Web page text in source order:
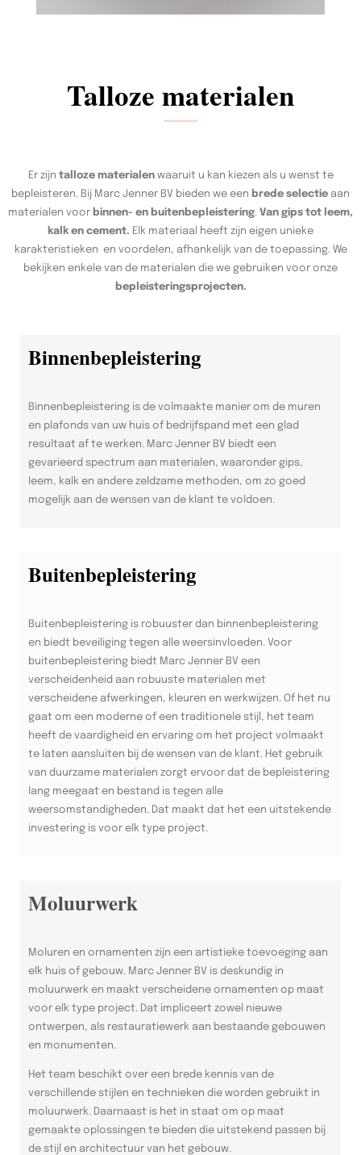
Talloze materialen
Er zijn talloze materialenwaaruit u kan kiezen als u wenst te
bepleisteren. Bij Marc Jenner BV bieden we een brede selectie aan
materialen voor binnen- en buitenbepleistering. Van gips tot leem,
kalk en cement. Elk materiaal heeft zijn eigen unieke
karakteristieken en voordelen, afhankelijk van de toepassing. We
bekijken enkele van de materialen die we gebruiken voor onze
bepleisteringsprojecten.
Binnenbepleistering
Binnenbepleistering is de volmaakte manier om de muren
en plafonds van uw huis of bedrijfspand met een glad
resultaat af te werken. Marc Jenner BV biedt een
gevarieerd spectrum aan materialen, waaronder gips,
leem, kalk en andere zeldzame methoden, om zo goed
mogelijk aan de wensen van de klant te voldoen.
Buitenbepleistering
Buitenbepleistering is robuuster dan binnenbepleistering
en biedt beveiliging tegen alle weersinvloeden. Voor
buitenbepleistering biedt Marc Jenner BV een
verscheidenheid aan robuuste materialen met
verscheidene afwerkingen, kleuren en werkwijzen. Of het nu
gaat om een moderne of een traditionele stijl, het team
heeft de vaardigheid en ervaring om het project volmaakt
te laten aansluiten bij de wensen van de klant. Het gebruik
van duurzame materialen zorgt ervoor dat de bepleistering
lang meegaat en bestand is tegen alle
weersomstandigheden. Dat maakt dat het een uitstekende
investering is voor elk type project.
Moluurwerk
Moluren en ornamenten zijn een artistieke toevoeging aan
elk huis of gebouw. Marc Jenner BV is deskundig in
moluurwerk en maakt verscheidene ornamenten op maat
voor elk type project. Dat impliceert zowel nieuwe
ontwerpen, als restauratiewerk aan bestaande gebouwen
en monumenten.
Het team beschikt over een brede kennis van de
verschillende stijlen en technieken die worden gebruikt in
moluurwerk. Daarnaast is het in staat om op maat
gemaakte oplossingen te bieden die uitstekend passen bij
de stijl en architectuur van het gebouw.